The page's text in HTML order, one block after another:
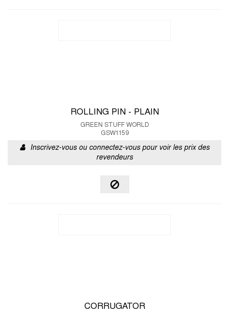
ROLLING PIN - PLAIN
GREEN STUFF WORLD
GSW1159
Inscrivez-vous ou connectez-vous pour voir les prix des
revendeurs
CORRUGATOR